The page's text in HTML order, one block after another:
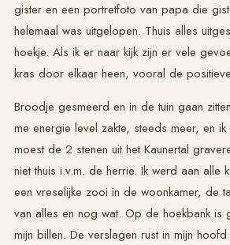
gister en een portretfoto van papa die
helemaal was uitgelopen. Thuis alles
hoekje. Als ik er naar kijk zijn er vele
kras door elkaar heen, vooral de
Broodje gesmeerd en in de tuin gaan
me energie level zakte, steeds meer, en
moest de 2 stenen uit het Kaunertal
niet thuis i.v.m. de herrie. Ik werd aan alle
een vreselijke zooi in de woonkamer, de
van alles en nog wat. Op de hoekbank is
mijn billen. De verslagen rust in mijn